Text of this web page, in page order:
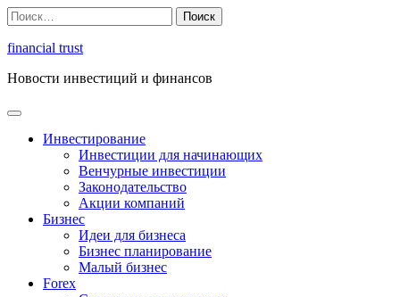
Перейти
к
содержимому
Найти:
financial trust
Новости инвестиций и финансов
Инвестирование
Инвестиции для начинающих
Венчурные инвестиции
Законодательство
Акции компаний
Бизнес
Идеи для бизнеса
Бизнес планирование
Малый бизнес
Forex